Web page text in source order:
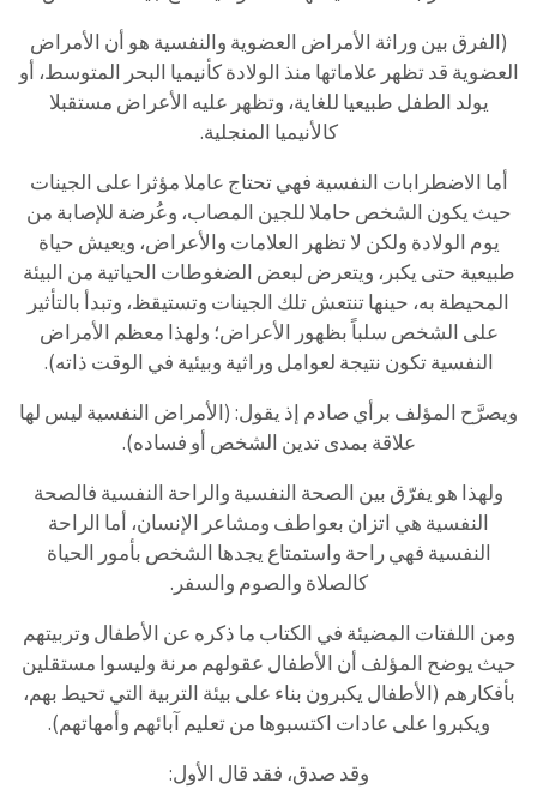
(الفرق بين وراثة الأمراض العضوية والنفسية هو أن الأمراض
العضوية قد تظهر علاماتها منذ الولادة كأنيميا البحر المتوسط، أو
يولد الطفل طبيعيا للغاية، وتظهر عليه الأعراض مستقبلا
كالأنيميا المنجلية.
أما الاضطرابات النفسية فهي تحتاج عاملا مؤثرا على الجينات
حيث يكون الشخص حاملا للجين المصاب، وعُرضة للإصابة من
يوم الولادة ولكن لا تظهر العلامات والأعراض، ويعيش حياة
طبيعية حتى يكبر، ويتعرض لبعض الضغوطات الحياتية من البيئة
المحيطة به، حينها تنتعش تلك الجينات وتستيقظ، وتبدأ بالتأثير
على الشخص سلباً بظهور الأعراض؛ ولهذا معظم الأمراض
النفسية تكون نتيجة لعوامل وراثية وبيئية في الوقت ذاته).
ويصرَّح المؤلف برأي صادم إذ يقول: (الأمراض النفسية ليس لها
علاقة بمدى تدين الشخص أو فساده).
ولهذا هو يفرّق بين الصحة النفسية والراحة النفسية فالصحة
النفسية هي اتزان بعواطف ومشاعر الإنسان، أما الراحة
النفسية فهي راحة واستمتاع يجدها الشخص بأمور الحياة
كالصلاة والصوم والسفر.
ومن اللفتات المضيئة في الكتاب ما ذكره عن الأطفال وتربيتهم
حيث يوضح المؤلف أن الأطفال عقولهم مرنة وليسوا مستقلين
بأفكارهم (الأطفال يكبرون بناء على بيئة التربية التي تحيط بهم،
ويكبروا على عادات اكتسبوها من تعليم آبائهم وأمهاتهم).
وقد صدق، فقد قال الأول: